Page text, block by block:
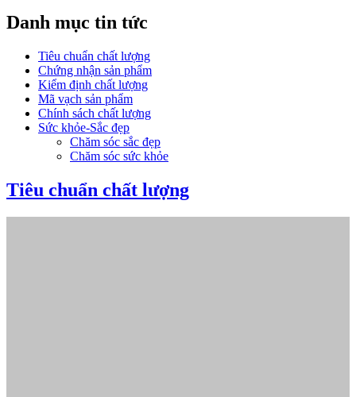
Danh mục tin tức
Tiêu chuẩn chất lượng
Chứng nhận sản phẩm
Kiểm định chất lượng
Mã vạch sản phẩm
Chính sách chất lượng
Sức khỏe-Sắc đẹp
Chăm sóc sắc đẹp
Chăm sóc sức khỏe
Tiêu chuẩn chất lượng